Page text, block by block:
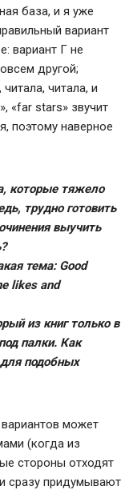
база, и я уже
вариант
вариант Г не
другой;
читала, и
«far stars» звучит
поэтому наверное
которые тяжело
трудно готовить
выучить
тема: Good
likes and
из книг только в
палки. Как
подобных
может
(когда из
стороны отходят
сразу придумывают